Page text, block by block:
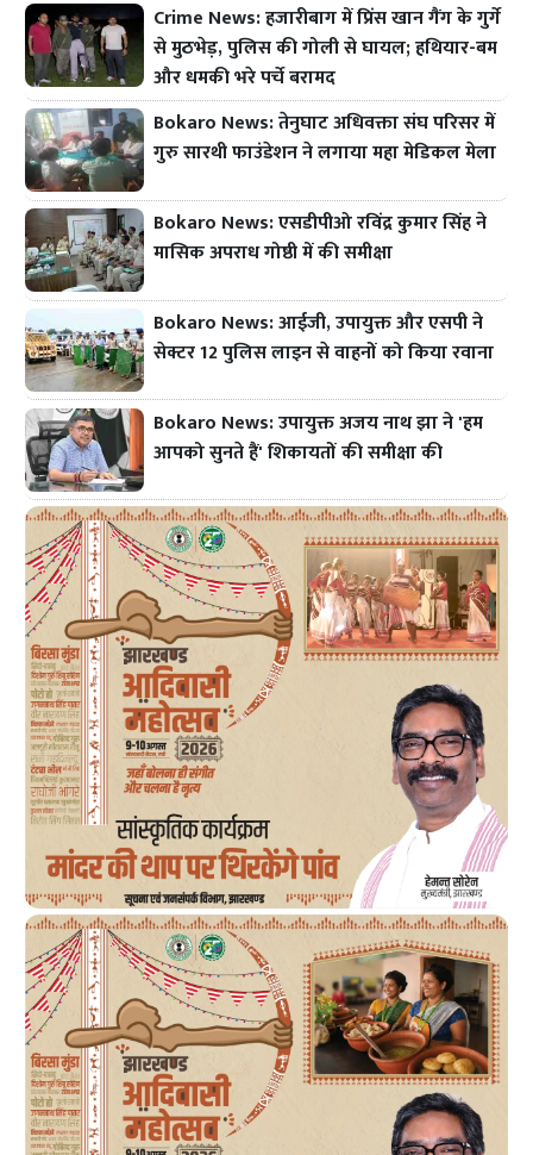
Crime News: हजारीबाग में प्रिंस खान गैंग के गुर्गे
से मुठभेड़, पुलिस की गोली से घायल; हथियार-बम
और धमकी भरे पर्चे बरामद
Bokaro News: तेनुघाट अधिवक्ता संघ परिसर में
गुरु सारथी फाउंडेशन ने लगाया महा मेडिकल मेला
Bokaro News: एसडीपीओ रविंद्र कुमार सिंह ने
मासिक अपराध गोष्ठी में की समीक्षा
Bokaro News: आईजी, उपायुक्त और एसपी ने
सेक्टर 12 पुलिस लाइन से वाहनों को किया रवाना
Bokaro News: उपायुक्त अजय नाथ झा ने 'हम
आपको सुनते हैं' शिकायतों की समीक्षा की